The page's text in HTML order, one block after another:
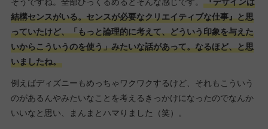
結構センスがいる。センスが必要なクリエイティブな仕事』と思
っていたけど、「もっと論理的に考えて、どういう印象を与えた
いからこういうのを使う」みたいな話があって。なるほど、と思
いましたね。
例えばディズニーもめっちゃワクワクするけど、それもこういう
のがあるんやみたいなことを考えるきっかけになったのでなんか
いいなと思い、まんまとハマりました（笑）。